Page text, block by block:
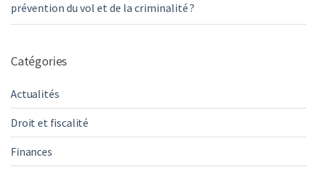
prévention du vol et de la criminalité ?
Catégories
Actualités
Droit et fiscalité
Finances